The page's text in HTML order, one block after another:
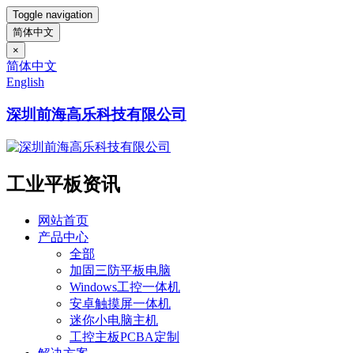
Toggle navigation
简体中文
×
简体中文
English
深圳前海高乐科技有限公司
工业平板资讯
网站首页
产品中心
全部
加固三防平板电脑
Windows工控一体机
安卓触摸屏一体机
迷你小电脑主机
工控主板PCBA定制